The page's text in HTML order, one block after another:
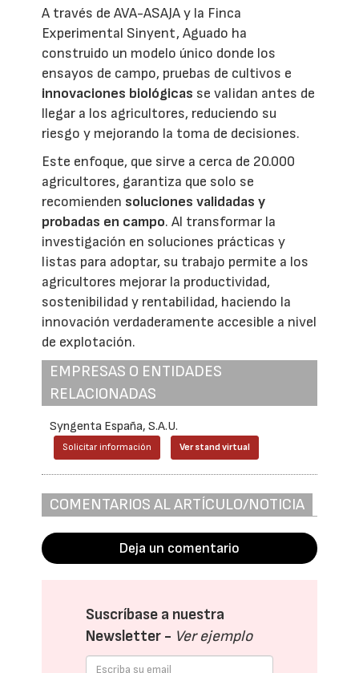
A través de AVA-ASAJA y la Finca
Experimental Sinyent, Aguado ha
construido un modelo único donde los
ensayos de campo, pruebas de cultivos e
innovaciones biológicas se validan antes de
llegar a los agricultores, reduciendo su
riesgo y mejorando la toma de decisiones.
Este enfoque, que sirve a cerca de 20.000
agricultores, garantiza que solo se
recomienden soluciones validadas y
probadas en campo. Al transformar la
investigación en soluciones prácticas y
listas para adoptar, su trabajo permite a los
agricultores mejorar la productividad,
sostenibilidad y rentabilidad, haciendo la
innovación verdaderamente accesible a nivel
de explotación.
EMPRESAS O ENTIDADES
RELACIONADAS
Syngenta España, S.A.U.
Solicitar información Ver stand virtual
COMENTARIOS AL ARTÍCULO/NOTICIA
Deja un comentario
Suscríbase a nuestra
Newsletter - Ver ejemplo